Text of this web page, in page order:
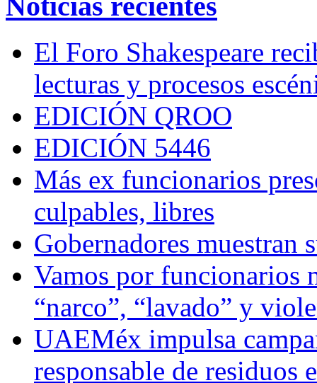
El Foro Shakespeare
lecturas y procesos
EDICIÓN QROO
EDICIÓN 5446
Más ex funcionarios
culpables, libres
Gobernadores muestran
Vamos por funcionarios
“narco”, “lavado” y
UAEMéx impulsa
responsable de residuos